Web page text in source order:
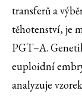
transferů a
těhotenství, je
PGT–A.
euploidní
analyzuje